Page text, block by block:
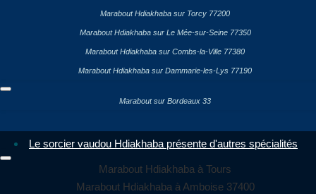
Marabout Hdiakhaba sur Torcy 77200
Marabout Hdiakhaba sur Le Mée-sur-Seine 77350
Marabout Hdiakhaba sur Combs-la-Ville 77380
Marabout Hdiakhaba sur Dammarie-les-Lys 77190
Marabout sur Bordeaux 33
Le sorcier vaudou Hdiakhaba présente d'autres spécialités
Marabout Hdiakhaba à Tours
Marabout Hdiakhaba à Amboise 37400